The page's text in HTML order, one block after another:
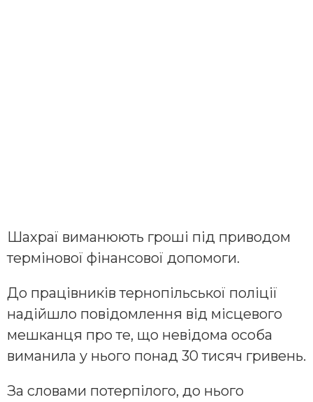
Шахраї виманюють гроші під приводом
термінової фінансової допомоги.
До працівників тернопільської поліції
надійшло повідомлення від місцевого
мешканця про те, що невідома особа
виманила у нього понад 30 тисяч гривень.
За словами потерпілого, до нього